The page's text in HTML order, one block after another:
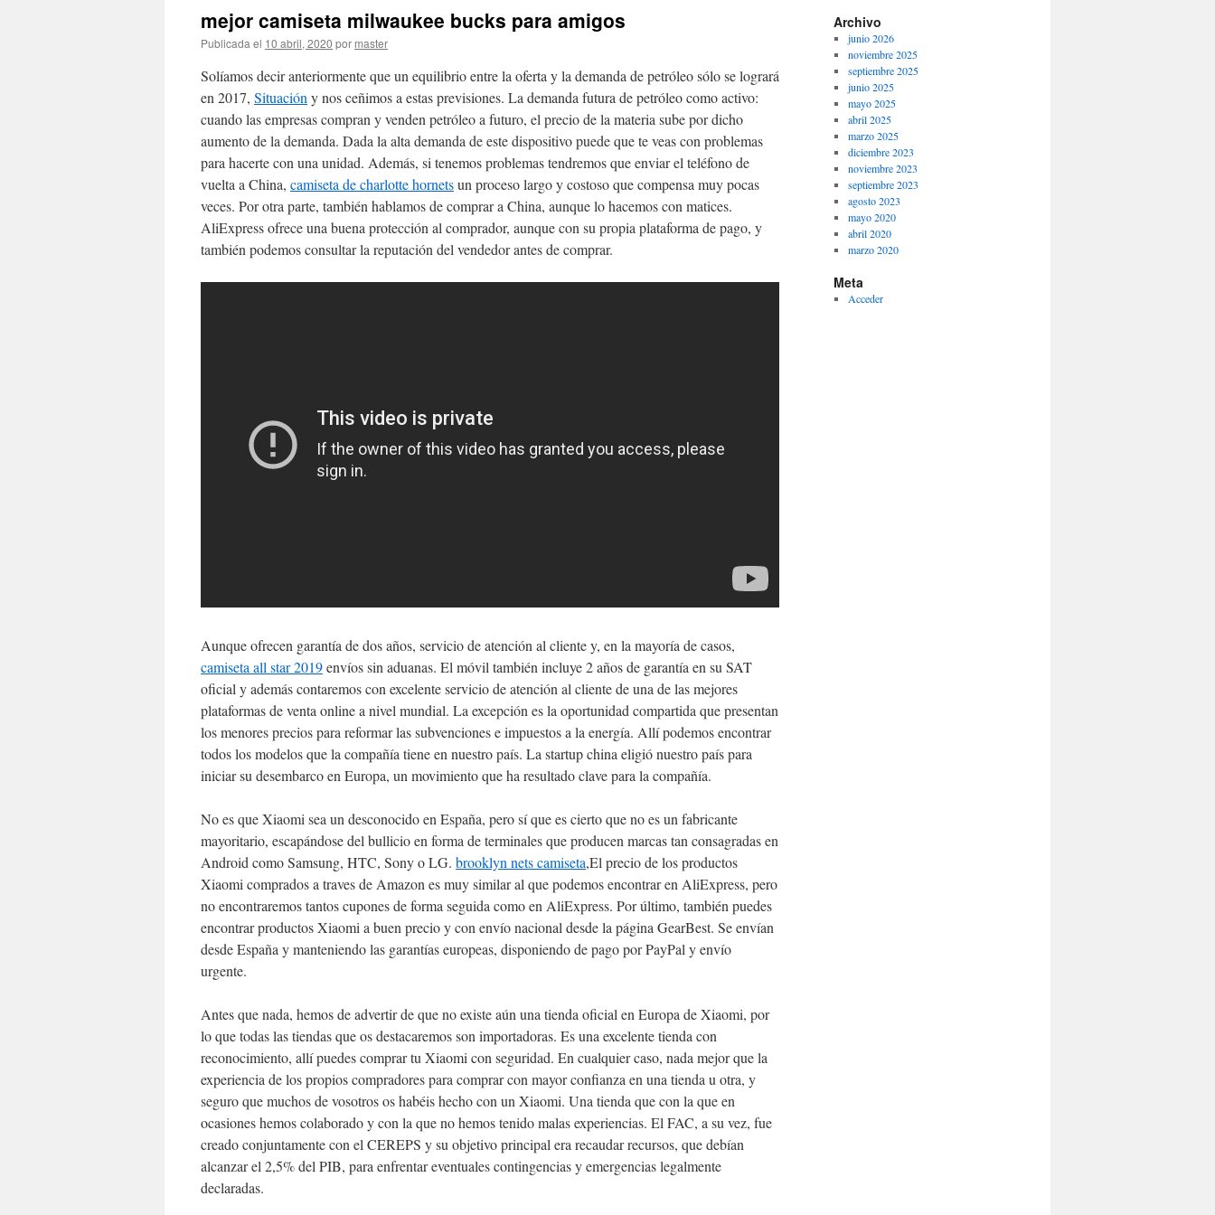
mejor camiseta milwaukee bucks para amigos
Publicada el 10 abril, 2020 por master
Solíamos decir anteriormente que un equilibrio entre la oferta y la demanda de petróleo sólo se logrará
en 2017, Situación y nos ceñimos a estas previsiones. La demanda futura de petróleo como activo:
cuando las empresas compran y venden petróleo a futuro, el precio de la materia sube por dicho
aumento de la demanda. Dada la alta demanda de este dispositivo puede que te veas con problemas
para hacerte con una unidad. Además, si tenemos problemas tendremos que enviar el teléfono de
vuelta a China, camiseta de charlotte hornetsun proceso largo y costoso que compensa muy pocas
veces. Por otra parte, también hablamos de comprar a China, aunque lo hacemos con matices.
AliExpress ofrece una buena protección al comprador, aunque con su propia plataforma de pago, y
también podemos consultar la reputación del vendedor antes de comprar.
Aunque ofrecen garantía de dos años, servicio de atención al cliente y, en la mayoría de casos,
camiseta all star 2019envíos sin aduanas. El móvil también incluye 2 años de garantía en su SAT
oficial y además contaremos con excelente servicio de atención al cliente de una de las mejores
plataformas de venta online a nivel mundial. La excepción es la oportunidad compartida que presentan
los menores precios para reformar las subvenciones e impuestos a la energía. Allí podemos encontrar
todos los modelos que la compañía tiene en nuestro país. La startup china eligió nuestro país para
iniciar su desembarco en Europa, un movimiento que ha resultado clave para la compañía.
No es que Xiaomi sea un desconocido en España, pero sí que es cierto que no es un fabricante
mayoritario, escapándose del bullicio en forma de terminales que producen marcas tan consagradas en
Android como Samsung, HTC, Sony o LG. brooklyn nets camiseta,El precio de los productos
Xiaomi comprados a traves de Amazon es muy similar al que podemos encontrar en AliExpress, pero
no encontraremos tantos cupones de forma seguida como en AliExpress. Por último, también puedes
encontrar productos Xiaomi a buen precio y con envío nacional desde la página GearBest. Se envían
desde España y manteniendo las garantías europeas, disponiendo de pago por PayPal y envío
urgente.
Antes que nada, hemos de advertir de que no existe aún una tienda oficial en Europa de Xiaomi, por
lo que todas las tiendas que os destacaremos son importadoras. Es una excelente tienda con
reconocimiento, allí puedes comprar tu Xiaomi con seguridad. En cualquier caso, nada mejor que la
experiencia de los propios compradores para comprar con mayor confianza en una tienda u otra, y
seguro que muchos de vosotros os habéis hecho con un Xiaomi. Una tienda que con la que en
ocasiones hemos colaborado y con la que no hemos tenido malas experiencias. El FAC, a su vez, fue
creado conjuntamente con el CEREPS y su objetivo principal era recaudar recursos, que debían
alcanzar el 2,5% del PIB, para enfrentar eventuales contingencias y emergencias legalmente
declaradas.
Archivo
junio 2026
noviembre 2025
septiembre 2025
junio 2025
mayo 2025
abril 2025
marzo 2025
diciembre 2023
noviembre 2023
septiembre 2023
agosto 2023
mayo 2020
abril 2020
marzo 2020
Meta
Acceder